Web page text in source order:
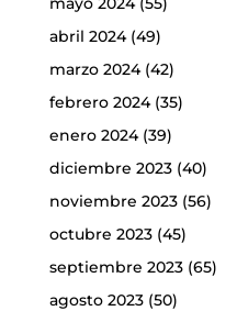
abril 2024(49)
marzo 2024(42)
febrero 2024(35)
enero 2024(39)
diciembre 2023(40)
noviembre 2023(56)
octubre 2023(45)
septiembre 2023(65)
agosto 2023(50)